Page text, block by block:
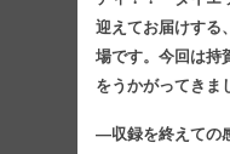
迎えてお届けする
場です。今回は持
をうかがってきま
—収録を終えての